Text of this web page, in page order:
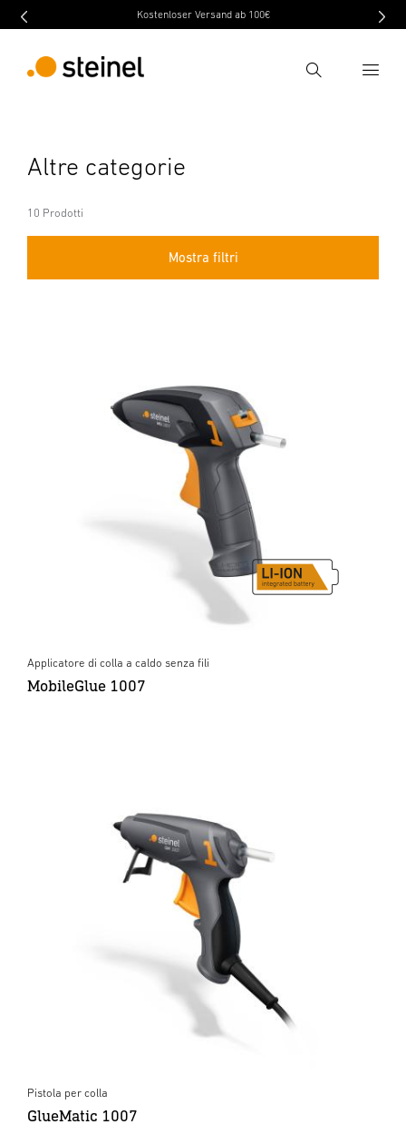
Kostenloser Versand ab 100€
Ricerca
Ricerca
Altre categorie
10 Prodotti
Mostra filtri
Applicatore di colla a caldo senza fili
MobileGlue 1007
Pistola per colla
GlueMatic 1007